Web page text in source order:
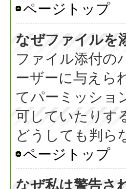
ページトップ
なぜファイルを
ファイル添付の
ーザーに与えら
てパーミッショ
可していたりす
どうしても判ら
ページトップ
なぜ私は警告さ